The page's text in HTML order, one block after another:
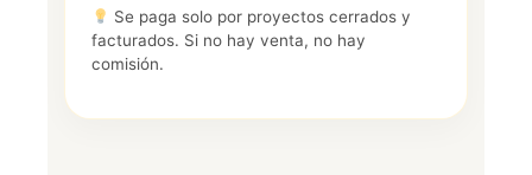
Se paga solo por proyectos cerrados y
facturados. Si no hay venta, no hay
comisión.